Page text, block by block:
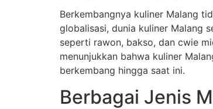
Berkembangnya kuliner Malang
globalisasi, dunia kuliner Malang
seperti rawon, bakso, dan cwie
menunjukkan bahwa kuliner
berkembang hingga saat ini.
Berbagai Jenis